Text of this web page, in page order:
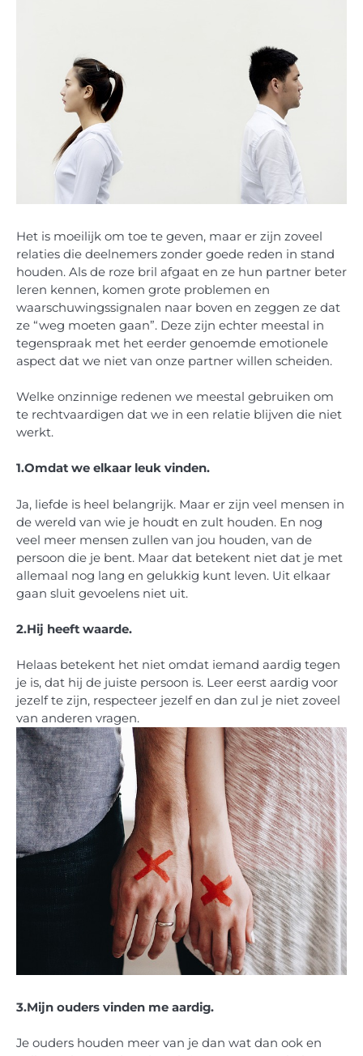
Het is moeilijk om toe te geven, maar er zijn zoveel
relaties die deelnemers zonder goede reden in stand
houden. Als de roze bril afgaat en ze hun partner beter
leren kennen, komen grote problemen en
waarschuwingssignalen naar boven en zeggen ze dat
ze “weg moeten gaan”. Deze zijn echter meestal in
tegenspraak met het eerder genoemde emotionele
aspect dat we niet van onze partner willen scheiden.
Welke onzinnige redenen we meestal gebruiken om
te rechtvaardigen dat we in een relatie blijven die niet
werkt.
1.Omdat we elkaar leuk vinden.
Ja, liefde is heel belangrijk. Maar er zijn veel mensen in
de wereld van wie je houdt en zult houden. En nog
veel meer mensen zullen van jou houden, van de
persoon die je bent. Maar dat betekent niet dat je met
allemaal nog lang en gelukkig kunt leven. Uit elkaar
gaan sluit gevoelens niet uit.
2.Hij heeft waarde.
Helaas betekent het niet omdat iemand aardig tegen
je is, dat hij de juiste persoon is. Leer eerst aardig voor
jezelf te zijn, respecteer jezelf en dan zul je niet zoveel
van anderen vragen.
3.Mijn ouders vinden me aardig.
Je ouders houden meer van je dan wat dan ook en